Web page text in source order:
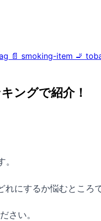
📄 smoking-item 🚬
ングで紹介！
にするか悩むところ
さい。